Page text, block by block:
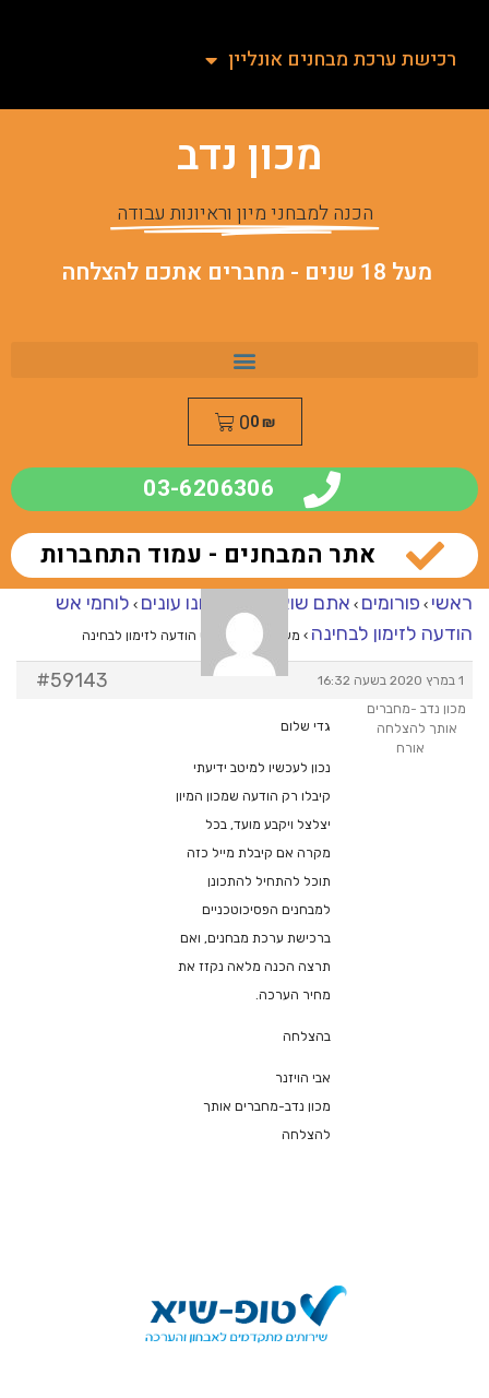
רכישת ערכת מבחנים אונליין
מכון נדב
הכנה למבחני מיון וראיונות עבודה
מעל 18 שנים - מחברים אתכם להצלחה
0₪
0
03-6206306
אתר המבחנים - עמוד התחברות
ראשי › פורומים › אתם שואלים – אנחנו עונים › לוחמי אש
הודעה לזימון לבחינה › מענה ל־לוחמי אש הודעה לזימון לבחינה
1 במרץ 2020 בשעה 16:32 #59143
מכון נדב -מחברים
אותך להצלחה
אורח
גדי שלום
נכון לעכשיו למיטב ידיעתי
קיבלו רק הודעה שמכון המיון
יצלצל ויקבע מועד, בכל
מקרה אם קיבלת מייל כזה
תוכל להתחיל להתכונן
למבחנים הפסיכוטכניים
ברכישת ערכת מבחנים, ואם
תרצה הכנה מלאה נקזז את
מחיר הערכה.
בהצלחה
אבי הויזנר
מכון נדב-מחברים אותך
להצלחה